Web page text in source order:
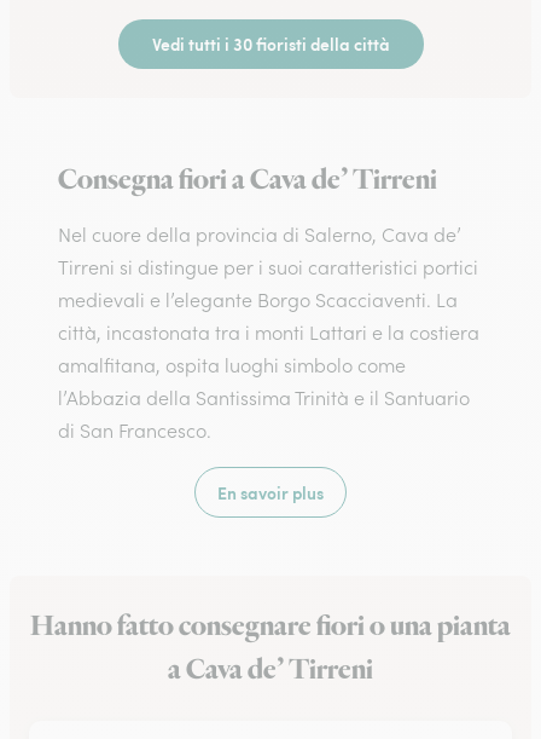
Vedi tutti i 30 fioristi della città
Consegna fiori a Cava de’ Tirreni
Nel cuore della provincia di Salerno, Cava de’
Tirreni si distingue per i suoi caratteristici portici
medievali e l’elegante Borgo Scacciaventi. La
città, incastonata tra i monti Lattari e la costiera
amalfitana, ospita luoghi simbolo come
l’Abbazia della Santissima Trinità e il Santuario
di San Francesco.
En savoir plus
Hanno fatto consegnare fiori o una pianta
a Cava de’ Tirreni